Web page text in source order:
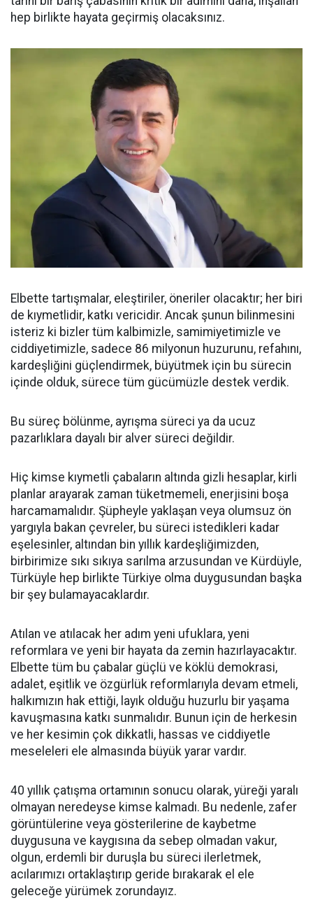
hep birlikte hayata geçirmiş olacaksınız.
Elbette tartışmalar, eleştiriler, öneriler olacaktır; her biri
de kıymetlidir, katkı vericidir. Ancak şunun bilinmesini
isteriz ki bizler tüm kalbimizle, samimiyetimizle ve
ciddiyetimizle, sadece 86 milyonun huzurunu, refahını,
kardeşliğini güçlendirmek, büyütmek için bu sürecin
içinde olduk, sürece tüm gücümüzle destek verdik.
Bu süreç bölünme, ayrışma süreci ya da ucuz
pazarlıklara dayalı bir alver süreci değildir.
Hiç kimse kıymetli çabaların altında gizli hesaplar, kirli
planlar arayarak zaman tüketmemeli, enerjisini boşa
harcamamalıdır. Şüpheyle yaklaşan veya olumsuz ön
yargıyla bakan çevreler, bu süreci istedikleri kadar
eşelesinler, altından bin yıllık kardeşliğimizden,
birbirimize sıkı sıkıya sarılma arzusundan ve Kürdüyle,
Türküyle hep birlikte Türkiye olma duygusundan başka
bir şey bulamayacaklardır.
Atılan ve atılacak her adım yeni ufuklara, yeni
reformlara ve yeni bir hayata da zemin hazırlayacaktır.
Elbette tüm bu çabalar güçlü ve köklü demokrasi,
adalet, eşitlik ve özgürlük reformlarıyla devam etmeli,
halkımızın hak ettiği, layık olduğu huzurlu bir yaşama
kavuşmasına katkı sunmalıdır. Bunun için de herkesin
ve her kesimin çok dikkatli, hassas ve ciddiyetle
meseleleri ele almasında büyük yarar vardır.
40 yıllık çatışma ortamının sonucu olarak, yüreği yaralı
olmayan neredeyse kimse kalmadı. Bu nedenle, zafer
görüntülerine veya gösterilerine de kaybetme
duygusuna ve kaygısına da sebep olmadan vakur,
olgun, erdemli bir duruşla bu süreci ilerletmek,
acılarımızı ortaklaştırıp geride bırakarak el ele
geleceğe yürümek zorundayız.